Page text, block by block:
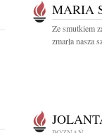
MARIA
Ze smutkiem
zmarła nasza